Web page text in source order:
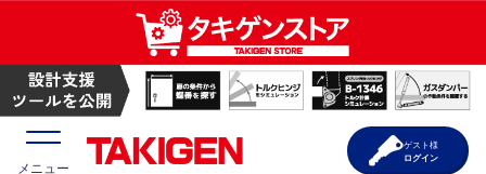
メニュー
ゲスト様
ログイン